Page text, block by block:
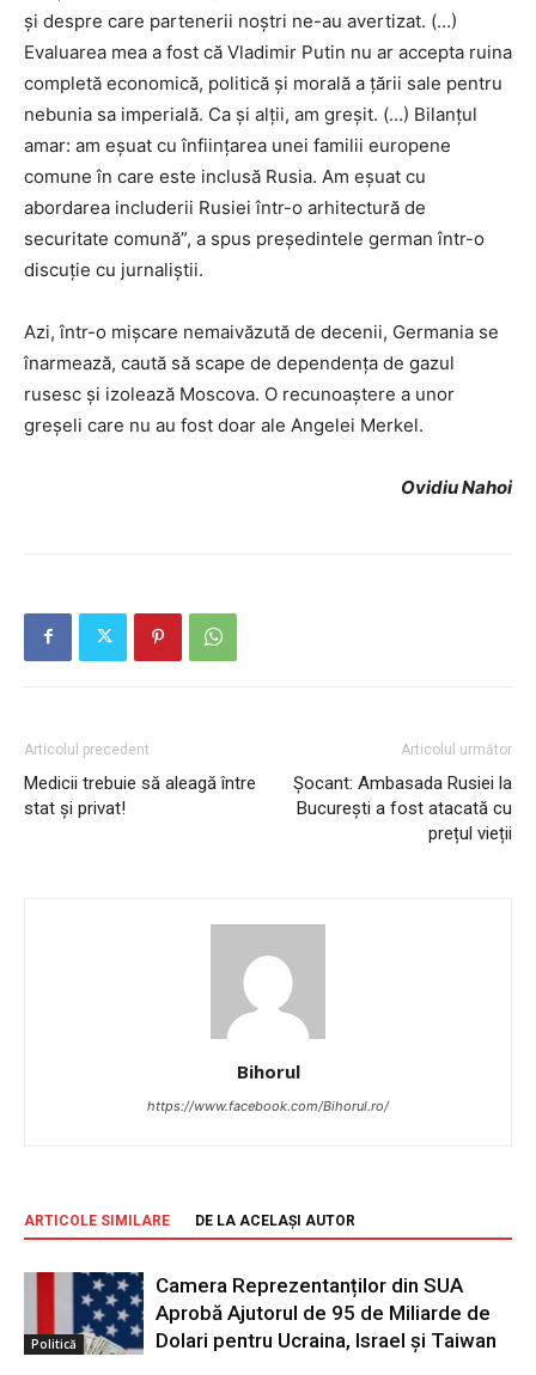
și despre care partenerii noștri ne-au avertizat. (…)
Evaluarea mea a fost că Vladimir Putin nu ar accepta ruina
completă economică, politică și morală a țării sale pentru
nebunia sa imperială. Ca și alții, am greșit. (…) Bilanțul
amar: am eșuat cu înființarea unei familii europene
comune în care este inclusă Rusia. Am eșuat cu
abordarea includerii Rusiei într-o arhitectură de
securitate comună”, a spus președintele german într-o
discuție cu jurnaliștii.
Azi, într-o mișcare nemaivăzută de decenii, Germania se
înarmează, caută să scape de dependența de gazul
rusesc și izolează Moscova. O recunoaștere a unor
greșeli care nu au fost doar ale Angelei Merkel.
Ovidiu Nahoi
Articolul precedent
Medicii trebuie să aleagă între
stat și privat!
Articolul următor
Șocant: Ambasada Rusiei la
București a fost atacată cu
prețul vieții
Bihorul
https://www.facebook.com/Bihorul.ro/
ARTICOLE SIMILARE DE LA ACELAȘI AUTOR
Politică
Camera Reprezentanților din SUA
Aprobă Ajutorul de 95 de Miliarde de
Dolari pentru Ucraina, Israel și Taiwan